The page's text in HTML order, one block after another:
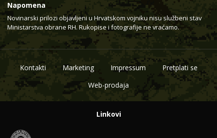
Napomena
Novinarski prilozi objavljeni u Hrvatskom vojniku nisu službeni stav
Ministarstva obrane RH. Rukopise i fotografije ne vraćamo.
Kontakti Marketing Impressum
Pretplati se
Web-prodaja
Linkovi